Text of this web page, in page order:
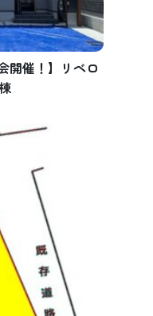
開催！】リベロ